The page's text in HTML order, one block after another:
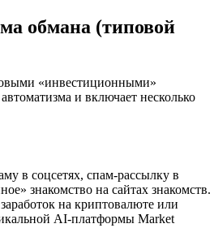
обмана (типовой
«инвестиционными»
и включает несколько
в соцсетях, спам-рассылку в
знакомство на сайтах знакомств.
на криптовалюте или
AI-платформы Market